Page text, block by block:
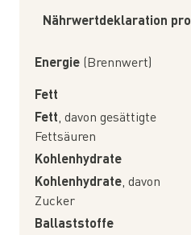
Nährwertdeklaration pro
Energie (Brennwert)
Fett
Fett , davon gesättigte
Fettsäuren
Kohlenhydrate
Kohlenhydrate , davon
Zucker
Ballaststoffe